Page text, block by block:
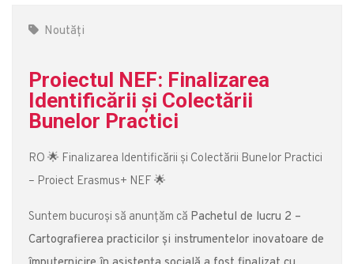
Noutăți
Proiectul NEF: Finalizarea
Identificării și Colectării
Bunelor Practici
RO 🌟 Finalizarea Identificării și Colectării Bunelor Practici
– Proiect Erasmus+ NEF 🌟
Suntem bucuroși să anunțăm că Pachetul de lucru 2 –
Cartografierea practicilor și instrumentelor inovatoare de